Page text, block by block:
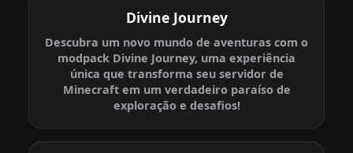
Divine Journey
Descubra um novo mundo de aventuras com o
modpack Divine Journey, uma experiência
única que transforma seu servidor de
Minecraft em um verdadeiro paraíso de
exploração e desafios!